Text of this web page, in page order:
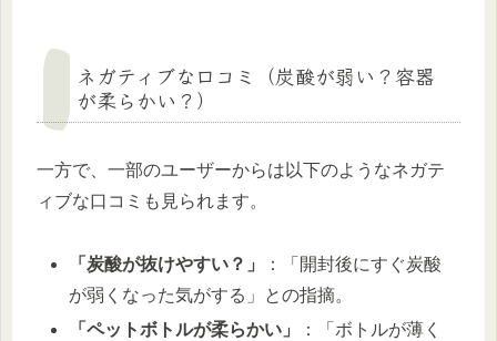
ネガティブな口コミ（炭酸が弱い？容器
が柔らかい？）
一方で、一部のユーザーからは以下のようなネガテ
ィブな口コミも見られます。
「炭酸が抜けやすい？」
：「開封後にすぐ炭酸
が弱くなった気がする」との指摘。
「ペットボトルが柔らかい」
：「ボトルが薄く